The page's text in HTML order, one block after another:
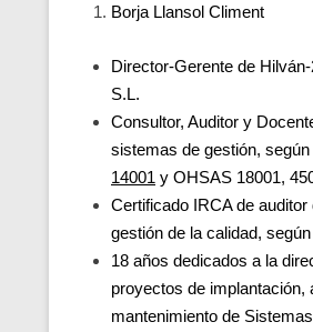
Borja Llansol Climent
Director-Gerente de
S.L.
Consultor, Auditor y
sistemas de gestión, según
14001 y OHSAS 18001,
Certificado IRCA de
gestión de la calidad, según
18 años dedicados a la
proyectos de implantación,
mantenimiento de